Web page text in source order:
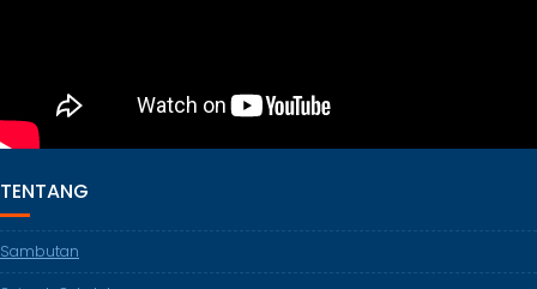
TENTANG
Sambutan